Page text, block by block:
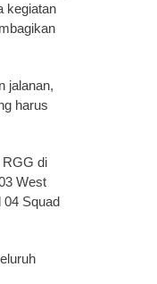
kegiatan
jalanan,
harus
RGG di
West
04 Squad